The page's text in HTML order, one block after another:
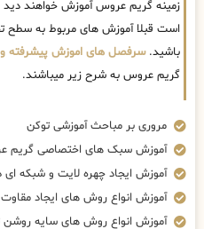
زمینه گریم عروس آموزش خواهند دید
است قبلا آموزش های مربوط به
باشید.سرفصل های اموزش پیشرفته
گریم عروس به شرح زیر میباشند.
مروری بر مباحث آموزشی توکن
آموزش سبک های اختصاصی گریم عروس
آموزش ایجاد چهره لایت و شبکه
آموزش انواع روش های ایجاد
آموزش انواع روش های سایه روشن